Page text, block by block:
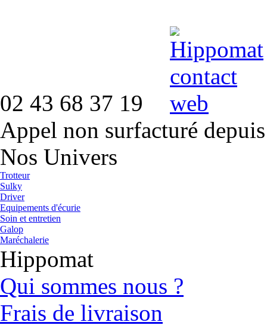
02 43 68 37 19
Appel non surfacturé
Nos Univers
Trotteur
Sulky
Driver
Equipements d'écurie
Soin et entretien
Galop
Maréchalerie
Hippomat
Qui sommes nous ?
Frais de livraison